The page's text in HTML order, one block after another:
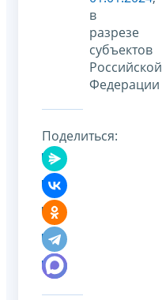
в
разрезе
субъектов
Российской
Федерации
Поделиться: